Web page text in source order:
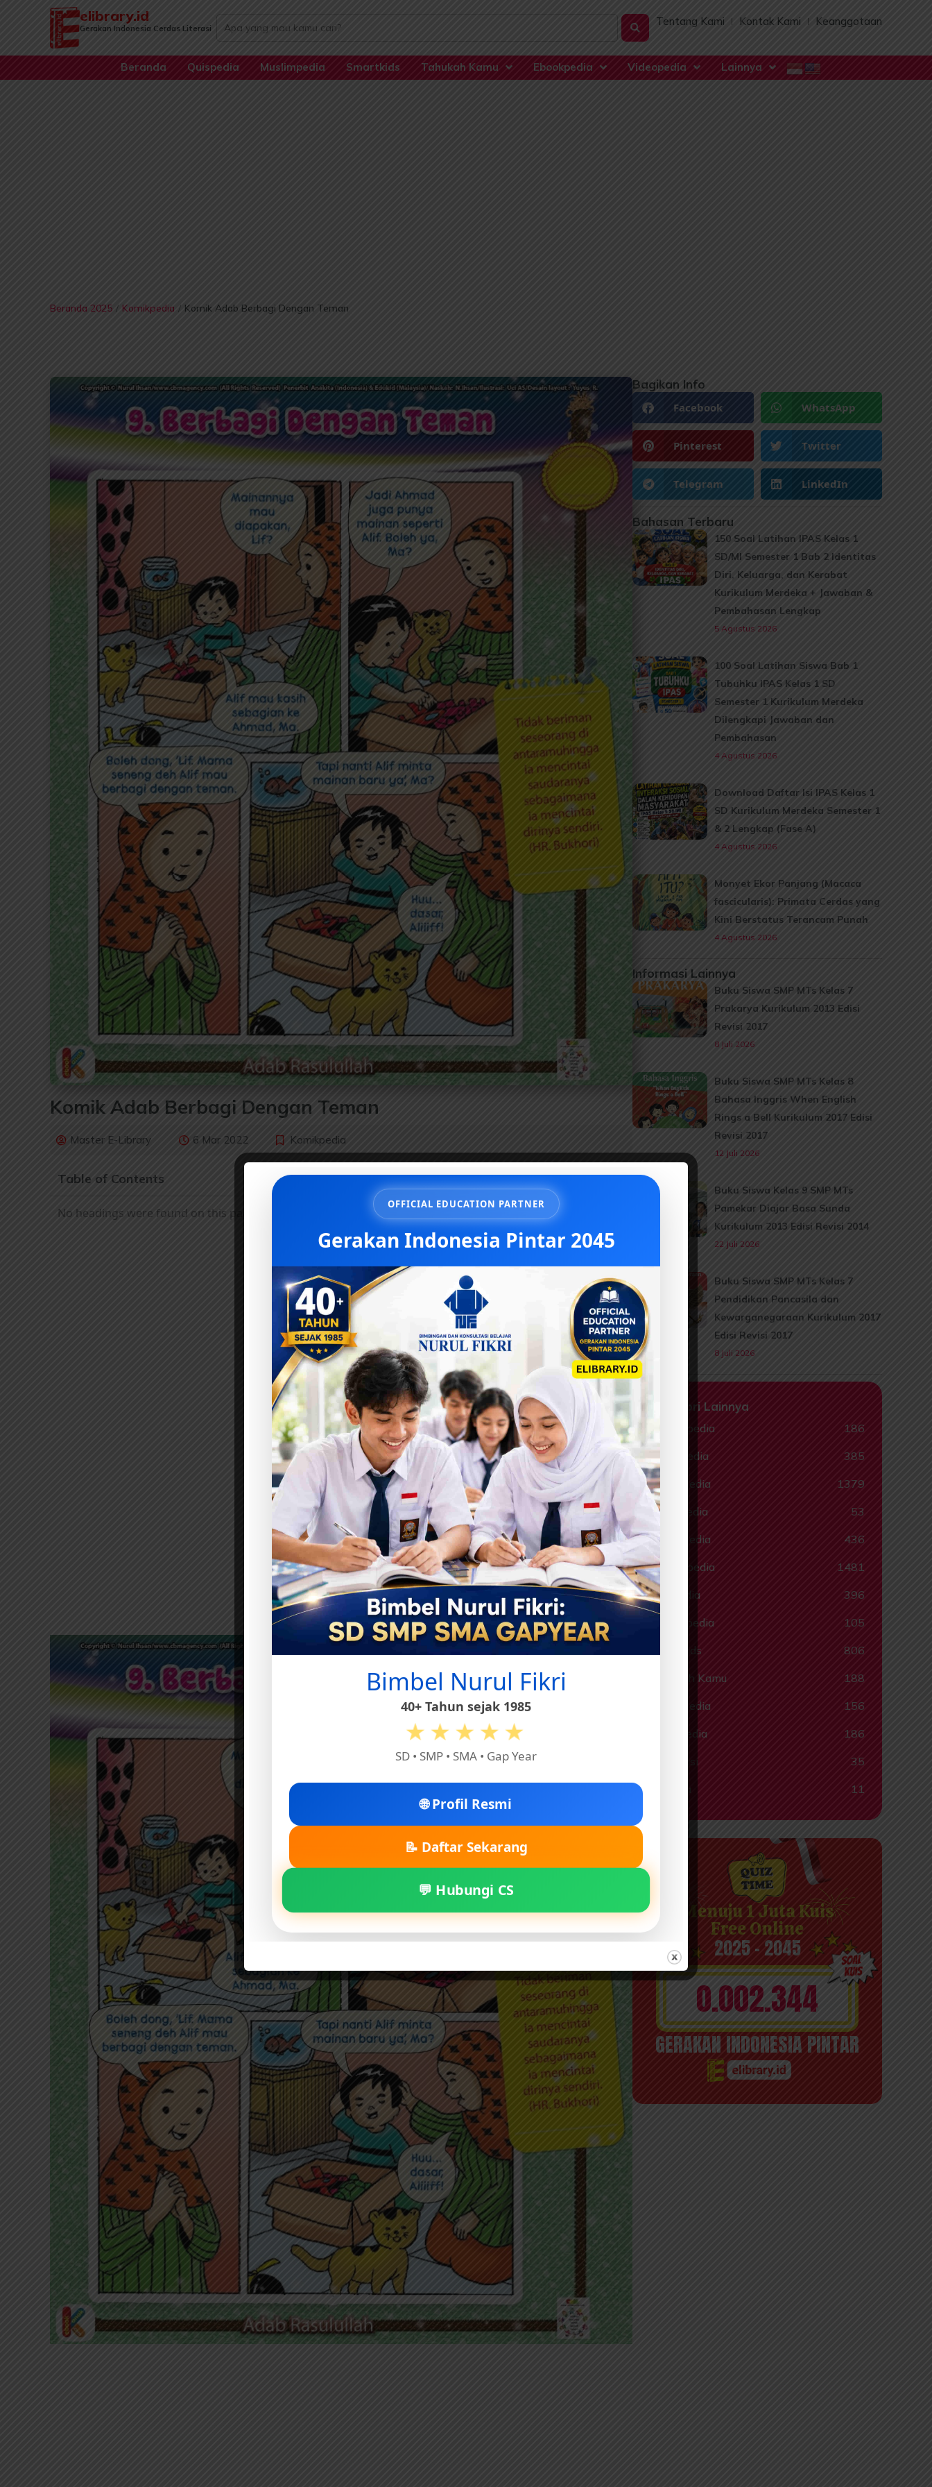
elibrary.id
Gerakan Indonesia Cerdas Literasi
Search
...
Tentang Kami Kontak Kami Keanggotaan
Beranda Quispedia Muslimpedia Smartkids Tahukah Kamu Ebookpedia Videopedia Lainnya
Beranda 2025 / Komikpedia / Komik Adab Berbagi Dengan Teman
Komik Adab Berbagi Dengan Teman
Master E-Library 6 Mar 2022 Komikpedia
Table of Contents
No headings were found on this page.
Bagikan Info
Facebook WhatsApp
Pinterest Twitter
Telegram LinkedIn
Bahasan Terbaru
150 Soal Latihan IPAS Kelas 1
SD/MI Semester 1 Bab 2 Identitas
Diri, Keluarga, dan Kerabat
Kurikulum Merdeka + Jawaban &
Pembahasan Lengkap
5 Agustus 2026
100 Soal Latihan Siswa Bab 1
Tubuhku IPAS Kelas 1 SD
Semester 1 Kurikulum Merdeka
Dilengkapi Jawaban dan
Pembahasan
4 Agustus 2026
Download Daftar Isi IPAS Kelas 1
SD Kurikulum Merdeka Semester 1
& 2 Lengkap (Fase A)
4 Agustus 2026
Monyet Ekor Panjang (Macaca
fascicularis): Primata Cerdas yang
Kini Berstatus Terancam Punah
4 Agustus 2026
Informasi Lainnya
Buku Siswa SMP MTs Kelas 7
Prakarya Kurikulum 2013 Edisi
Revisi 2017
8 Juli 2026
Buku Siswa SMP MTs Kelas 8
Bahasa Inggris When English
Rings a Bell Kurikulum 2017 Edisi
Revisi 2017
12 Juli 2026
Buku Siswa Kelas 9 SMP MTs
Pamekar Diajar Basa Sunda
Kurikulum 2013 Edisi Revisi 2014
22 Juli 2026
Buku Siswa SMP MTs Kelas 7
Pendidikan Pancasila dan
Kewarganegaraan Kurikulum 2017
Edisi Revisi 2017
8 Juli 2026
Kategori Lainnya
Animalpedia
186
Ceritapedia
385
Ebookpedia
1379
Hadispedia
53
Komikpedia
436
Muslimpedia
1481
Quispedia
396
Ragampedia
105
Smartkids
806
Tahukah Kamu
188
Tokohpedia
156
Videopedia
186
Informasi
35
11
Menuju 1 Juta Kuis
Free Online
2025 - 2045
0.002.344
GERAKAN INDONESIA PINTAR
OFFICIAL EDUCATION PARTNER
Gerakan Indonesia Pintar 2045
Bimbel Nurul Fikri
40+ Tahun sejak 1985
★★★★★
SD • SMP • SMA • Gap Year
🌐 Profil Resmi
📝 Daftar Sekarang
💬 Hubungi CS